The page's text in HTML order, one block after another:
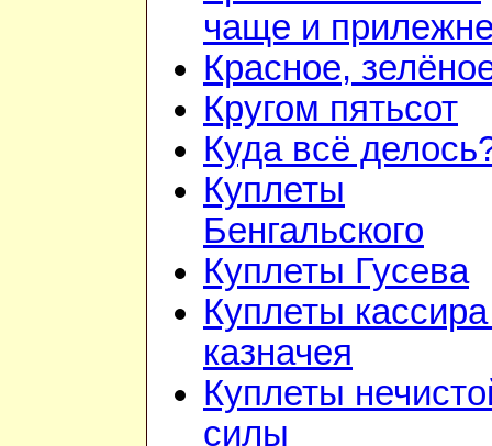
чаще и
Красное,
Кругом пятьсот
Куда всё
Куплеты
Бенгальского
Куплеты Гусева
Куплеты
казначея
Куплеты
силы